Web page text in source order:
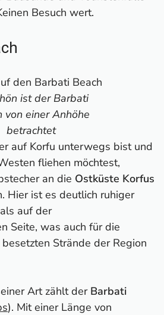
Besuch wert.
ist der Barbati
von einer Anhöhe
betrachtet
auf Korfu unterwegs bist und
fliehen möchtest,
an die Ostküste Korfus
Hier ist es deutlich ruhiger
auf der
Seite, was auch für die
Strände der Region
Art zählt der Barbati
). Mit einer Länge von